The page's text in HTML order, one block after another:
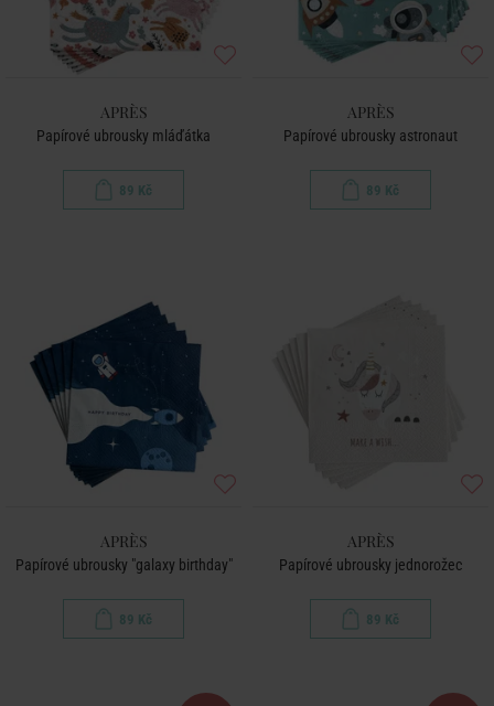
APRÈS
Papírové ubrousky mláďátka
89 Kč
APRÈS
Papírové ubrousky astronaut
89 Kč
APRÈS
Papírové ubrousky "galaxy birthday"
89 Kč
APRÈS
Papírové ubrousky jednorožec
89 Kč